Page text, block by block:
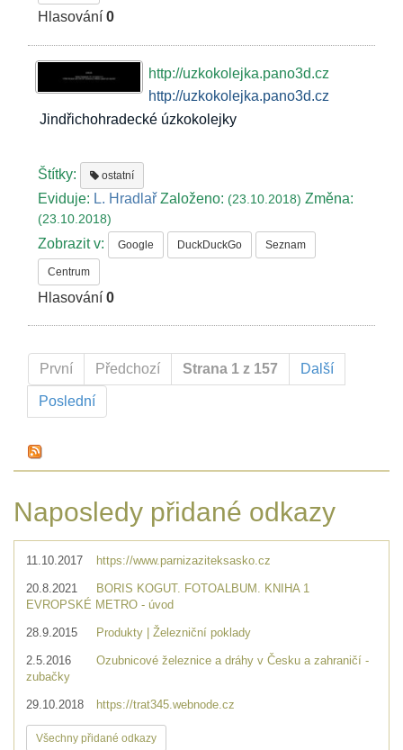
Hlasování0
http://uzkokolejka.pano3d.cz
http://uzkokolejka.pano3d.cz
Jindřichohradecké úzkokolejky
Štítky: ostatní
Eviduje: L. Hradlař Založeno:(23.10.2018)Změna:
(23.10.2018)
Zobrazit v: Google DuckDuckGo Seznam
Centrum
Hlasování0
První Předchozí Strana 1 z 157 Další
Poslední
Naposledy přidané odkazy
11.10.2017 https://www.parnizaziteksasko.cz
20.8.2021
BORIS KOGUT. FOTOALBUM. KNIHA 1
EVROPSKÉ METRO - úvod
28.9.2015 Produkty | Železniční poklady
2.5.2016
Ozubnicové železnice a dráhy v Česku a zahraničí -
zubačky
29.10.2018 https://trat345.webnode.cz
Všechny přidané odkazy